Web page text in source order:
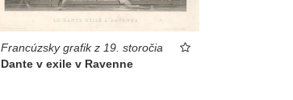
Francúzsky grafik z 19. storočia
Dante v exile v Ravenne